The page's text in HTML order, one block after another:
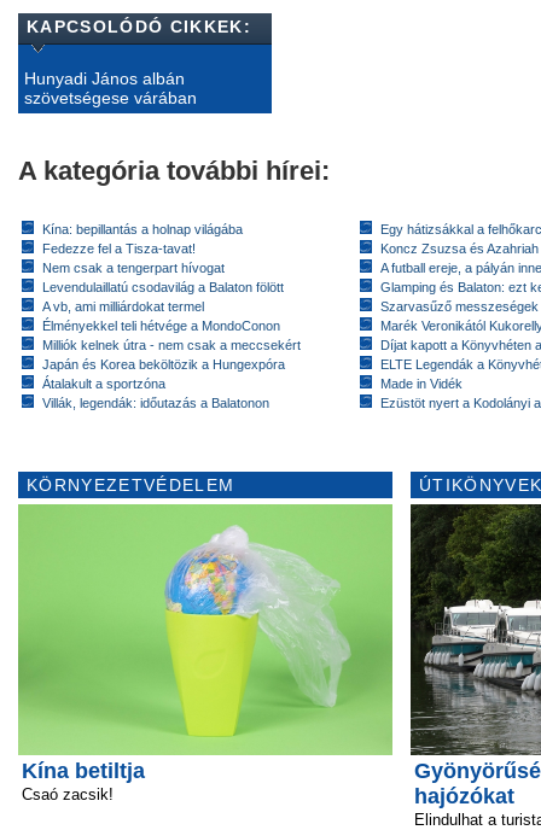
KAPCSOLÓDÓ CIKKEK:
Hunyadi János albán
szövetségese várában
A kategória további hírei:
Kína: bepillantás a holnap világába
Fedezze fel a Tisza-tavat!
Nem csak a tengerpart hívogat
Levendulaillatú csodavilág a Balaton fölött
A vb, ami milliárdokat termel
Élményekkel teli hétvége a MondoConon
Milliók kelnek útra - nem csak a meccsekért
Japán és Korea beköltözik a Hungexpóra
Átalakult a sportzóna
Villák, legendák: időutazás a Balatonon
Egy hátizsákkal a
Koncz Zsuzsa és
A futball ereje, a pályán
Glamping és Balaton: ezt
Szarvasűző messzeségek
Marék Veronikától
Díjat kapott a Könyvhéten
ELTE Legendák a
Made in Vidék
Ezüstöt nyert a Kodolányi
KÖRNYEZETVÉDELEM
Kína betiltja
Csaó zacsik!
hajózókat
Elindulhat a